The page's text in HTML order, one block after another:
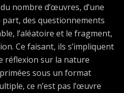
nombre d’œuvres, d’une
des questionnements
l’aléatoire et le fragment,
Ce faisant, ils s’impliquent
réflexion sur la nature
sous un format
ce n’est pas l’œuvre